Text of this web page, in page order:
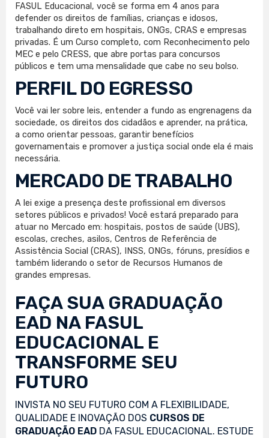
FASUL Educacional, você se forma em 4 anos para
defender os direitos de famílias, crianças e idosos,
trabalhando direto em hospitais, ONGs, CRAS e empresas
privadas. É um Curso completo, com Reconhecimento pelo
MEC e pelo CRESS, que abre portas para concursos
públicos e tem uma mensalidade que cabe no seu bolso.
PERFIL DO EGRESSO
Você vai ler sobre leis, entender a fundo as engrenagens da
sociedade, os direitos dos cidadãos e aprender, na prática,
a como orientar pessoas, garantir benefícios
governamentais e promover a justiça social onde ela é mais
necessária.
MERCADO DE TRABALHO
A lei exige a presença deste profissional em diversos
setores públicos e privados! Você estará preparado para
atuar no Mercado em: hospitais, postos de saúde (UBS),
escolas, creches, asilos, Centros de Referência de
Assistência Social (CRAS), INSS, ONGs, fóruns, presídios e
também liderando o setor de Recursos Humanos de
grandes empresas.
FAÇA SUA GRADUAÇÃO
EAD NA FASUL
EDUCACIONAL E
TRANSFORME SEU
FUTURO
INVISTA NO SEU FUTURO COM A FLEXIBILIDADE,
QUALIDADE E INOVAÇÃO DOS CURSOS DE
GRADUAÇÃO EAD DA FASUL EDUCACIONAL. ESTUDE